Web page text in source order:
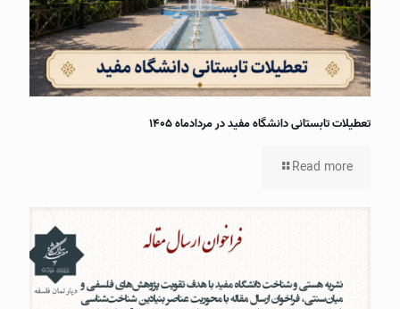
تعطیلات تابستانی دانشگاه مفید در مردادماه ۱۴۰۵
Read more